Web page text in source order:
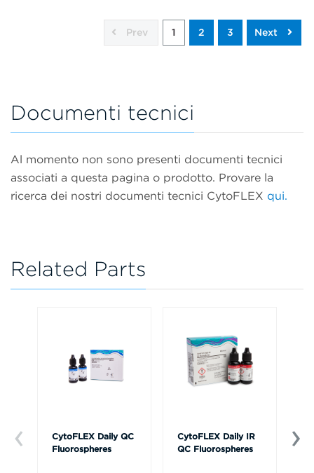
Prev 1 2 3 Next
Documenti tecnici
Al momento non sono presenti documenti tecnici
associati a questa pagina o prodotto. Provare la
ricerca dei nostri documenti tecnici CytoFLEX qui.
Related Parts
CytoFLEX Daily QC
Fluorospheres
CytoFLEX Daily IR
QC Fluorospheres